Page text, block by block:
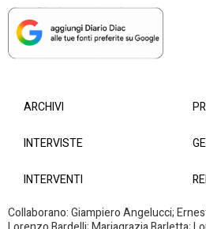
ARCHIVI
INTERVISTE
INTERVENTI
Collaborano: Giampiero Angelucci;